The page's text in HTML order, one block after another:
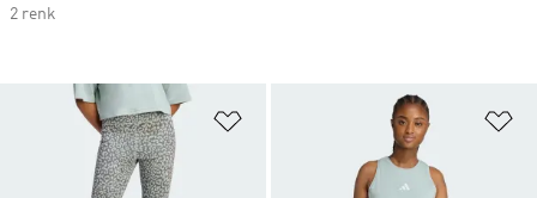
Favori Listesine Ekle
2 renk